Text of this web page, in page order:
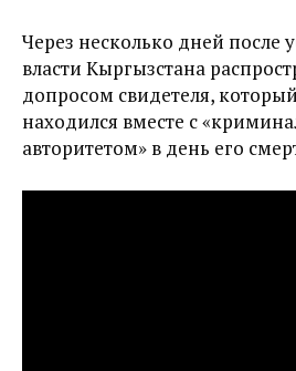
Через несколько дней после
власти Кыргызстана
допросом свидетеля,
находился вместе с
авторитетом» в день его